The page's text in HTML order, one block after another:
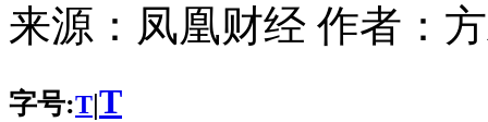
来源： 凤凰财经 作者：
字号:T|T